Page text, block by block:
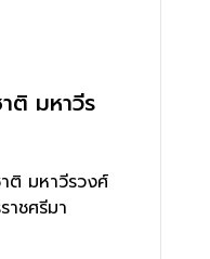
มหาวีร
มหาวีรวงศ์
าชศรีมา